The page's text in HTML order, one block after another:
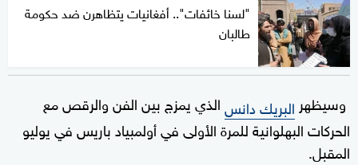
"لسنا خائفات".. أفغانيات يتظاهرن ضد حكومة
طالبان
وسيظهر البريك دانسالذي يمزج بين الفن والرقص مع
الحركات البهلوانية للمرة الأولى في أولمبياد باريس في يوليو
المقبل.